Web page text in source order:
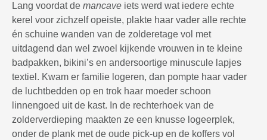
Lang voordat de mancave iets werd wat iedere echte
kerel voor zichzelf opeiste, plakte haar vader alle rechte
én schuine wanden van de zolderetage vol met
uitdagend dan wel zwoel kijkende vrouwen in te kleine
badpakken, bikini’s en andersoortige minuscule lapjes
textiel. Kwam er familie logeren, dan pompte haar vader
de luchtbedden op en trok haar moeder schoon
linnengoed uit de kast. In de rechterhoek van de
zolderverdieping maakten ze een knusse logeerplek,
onder de plank met de oude pick-up en de koffers vol